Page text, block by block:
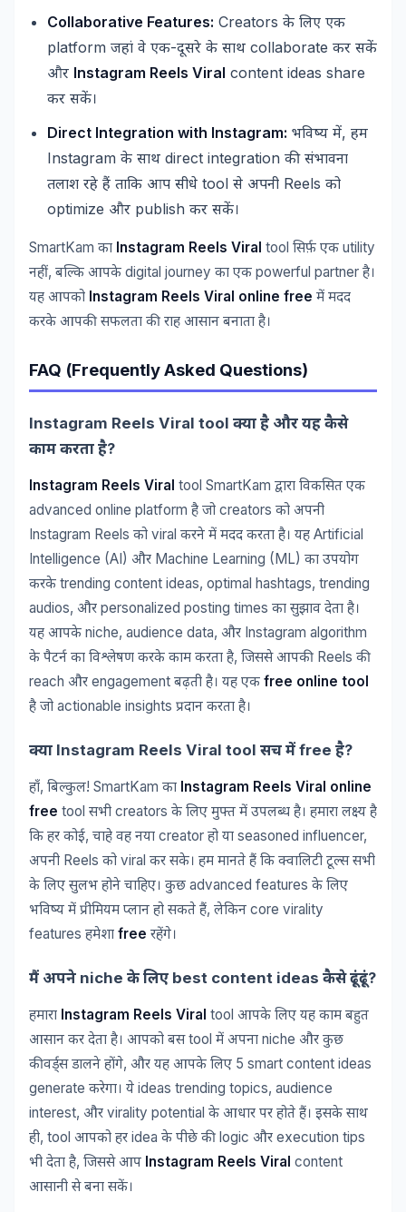
Collaborative Features: Creators के लिए एक
platform जहां वे एक-दूसरे के साथ collaborate कर सकें
और Instagram Reels Viral content ideas share
कर सकें।
Direct Integration with Instagram: भविष्य में, हम
Instagram के साथ direct integration की संभावना
तलाश रहे हैं ताकि आप सीधे tool से अपनी Reels को
optimize और publish कर सकें।
SmartKam का Instagram Reels Viral tool सिर्फ़ एक utility
नहीं, बल्कि आपके digital journey का एक powerful partner है।
यह आपको Instagram Reels Viral online free में मदद
करके आपकी सफलता की राह आसान बनाता है।
FAQ (Frequently Asked Questions)
Instagram Reels Viral tool क्याहै औरयहकैसे
कामकरताहै?
Instagram Reels Viral tool SmartKam द्वारा विकसित एक
advanced online platform है जो creators को अपनी
Instagram Reels को viral करने में मदद करता है। यह Artificial
Intelligence (AI) और Machine Learning (ML) का उपयोग
करके trending content ideas, optimal hashtags, trending
audios, और personalized posting times का सुझाव देता है।
यह आपके niche, audience data, और Instagram algorithm
के पैटर्न का विश्लेषण करके काम करता है, जिससे आपकी Reels की
reach और engagement बढ़ती है। यह एक free online tool
है जो actionable insights प्रदान करता है।
क्या Instagram Reels Viral tool सचमें free है?
हाँ, बिल्कुल! SmartKam का Instagram Reels Viral online
free tool सभी creators के लिए मुफ्त में उपलब्ध है। हमारा लक्ष्य है
कि हर कोई, चाहे वह नया creator हो या seasoned influencer,
अपनी Reels को viral कर सके। हम मानते हैं कि क्वालिटी टूल्स सभी
के लिए सुलभ होने चाहिए। कुछ advanced features के लिए
भविष्य में प्रीमियम प्लान हो सकते हैं, लेकिन core virality
features हमेशा free रहेंगे।
मैं अपने niche केलिए best content ideas कैसेढूंढूं?
हमारा Instagram Reels Viral tool आपके लिए यह काम बहुत
आसान कर देता है। आपको बसtool में अपना niche और कुछ
कीवर्ड्स डालने होंगे, और यह आपके लिए 5 smart content ideas
generate करेगा। ये ideas trending topics, audience
interest, और virality potential के आधार पर होते हैं। इसके साथ
ही, tool आपको हर idea के पीछे की logic और execution tips
भी देता है, जिससे आप Instagram Reels Viral content
आसानी से बना सकें।